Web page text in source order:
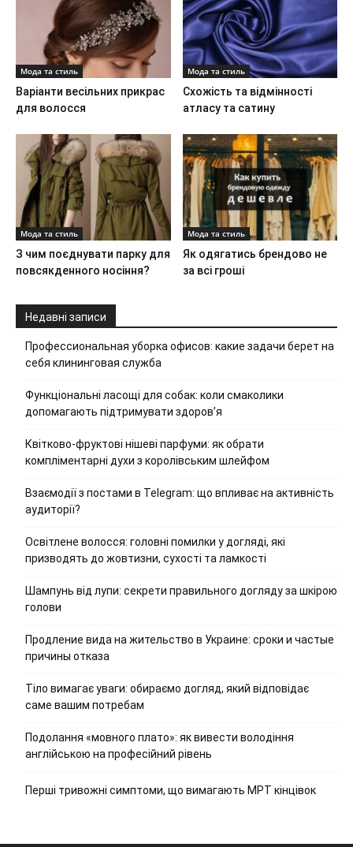
Мода та стиль
Варіанти весільних прикрас
для волосся
Мода та стиль
Схожість та відмінності
атласу та сатину
Мода та стиль
З чим поєднувати парку для
повсякденного носіння?
Мода та стиль
Як одягатись брендово не
за всі гроші
Недавні записи
Профессиональная уборка офисов: какие задачи берет на
себя клининговая служба
Функціональні ласощі для собак: коли смаколики
допомагають підтримувати здоров’я
Квітково-фруктові нішеві парфуми: як обрати
компліментарні духи з королівським шлейфом
Взаємодії з постами в Telegram: що впливає на активність
аудиторії?
Освітлене волосся: головні помилки у догляді, які
призводять до жовтизни, сухості та ламкості
Шампунь від лупи: секрети правильного догляду за шкірою
голови
Продление вида на жительство в Украине: сроки и частые
причины отказа
Тіло вимагає уваги: обираємо догляд, який відповідає
саме вашим потребам
Подолання «мовного плато»: як вивести володіння
англійською на професійний рівень
Перші тривожні симптоми, що вимагають МРТ кінцівок